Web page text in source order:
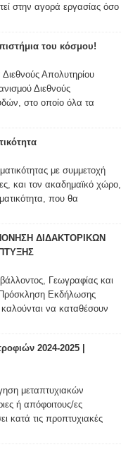
στην αγορά εργασίας όσο
του κόσμου!
Διεθνούς Απολυτηρίου
Διεθνούς
στο οποίο όλα τα
με συμμετοχή
και τον ακαδημαϊκό χώρο,
που θα
ΔΙΔΑΚΤΟΡΙΚΩΝ
Γεωγραφίας και
Εκδήλωσης
καλούνται να καταθέσουν
2024-2025 |
μεταπτυχιακών
ή απόφοιτους/ες
κατά τις προπτυχιακές